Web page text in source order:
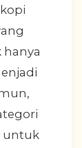
untuk